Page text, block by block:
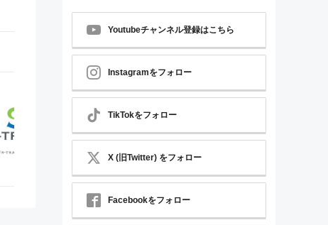
Youtubeチャンネル登録はこちら
Instagramをフォロー
TikTokをフォロー
X (旧Twitter) をフォロー
Facebookをフォロー